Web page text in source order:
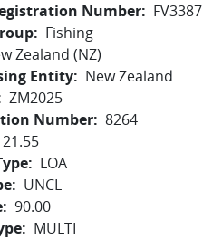
Number
FV3387
Fishing
Zealand (NZ)
Entity
New Zealand
ZM2025
Number 8264
21.55
LOA
UNCL
90.00
MULTI